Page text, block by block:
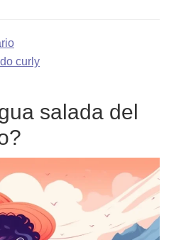
curly
salada del